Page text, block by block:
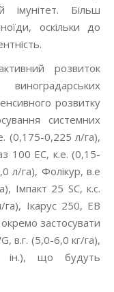
імунітет. Більш
оскільки до
розвиток
розвитку
системних
(0,175-0,225 л/га),
100 ЕС, к.е. (0,15-
л/га), Фолікур, в.е
Імпакт 25 SC, к.с.
Ікарус 250, ЕВ
застосувати
в.г. (5,0-6,0 кг/га),
ін.), що будуть